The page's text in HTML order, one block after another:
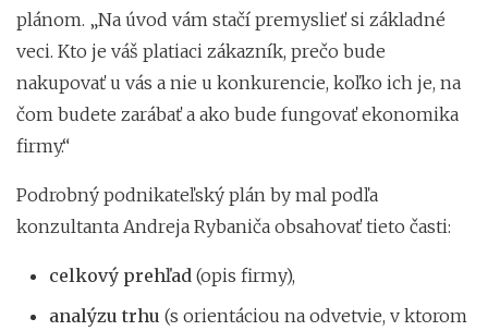
plánom. „Na úvod vám stačí premyslieť si základné
veci. Kto je váš platiaci zákazník, prečo bude
nakupovať u vás a nie u konkurencie, koľko ich je, na
čom budete zarábať a ako bude fungovať ekonomika
firmy.“
Podrobný podnikateľský plán by mal podľa
konzultanta Andreja Rybaniča obsahovať tieto časti:
celkový prehľad (opis firmy),
analýzu trhu (s orientáciou na odvetvie, v ktorom